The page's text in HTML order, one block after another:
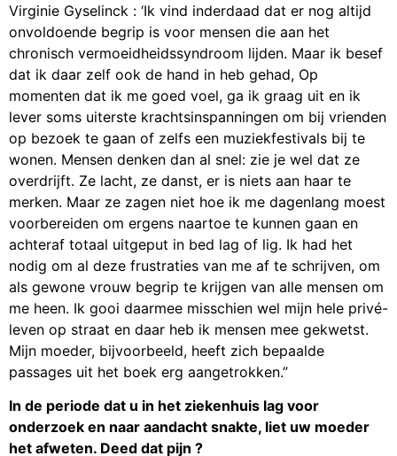
Virginie Gyselinck : ‘Ik vind inderdaad dat er nog altijd
onvoldoende begrip is voor mensen die aan het
chronisch vermoeidheidssyndroom lijden. Maar ik besef
dat ik daar zelf ook de hand in heb gehad, Op
momenten dat ik me goed voel, ga ik graag uit en ik
lever soms uiterste krachtsinspanningen om bij vrienden
op bezoek te gaan of zelfs een muziekfestivals bij te
wonen. Mensen denken dan al snel: zie je wel dat ze
overdrijft. Ze lacht, ze danst, er is niets aan haar te
merken. Maar ze zagen niet hoe ik me dagenlang moest
voorbereiden om ergens naartoe te kunnen gaan en
achteraf totaal uitgeput in bed lag of lig. Ik had het
nodig om al deze frustraties van me af te schrijven, om
als gewone vrouw begrip te krijgen van alle mensen om
me heen. Ik gooi daarmee misschien wel mijn hele privé-
leven op straat en daar heb ik mensen mee gekwetst.
Mijn moeder, bijvoorbeeld, heeft zich bepaalde
passages uit het boek erg aangetrokken.”
In de periode dat u in het ziekenhuis lag voor
onderzoek en naar aandacht snakte, liet uw moeder
het afweten. Deed dat pijn ?